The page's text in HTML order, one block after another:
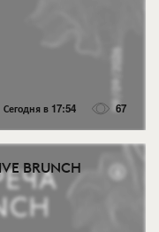
Сегодня в 17:54 67
BRUNCH